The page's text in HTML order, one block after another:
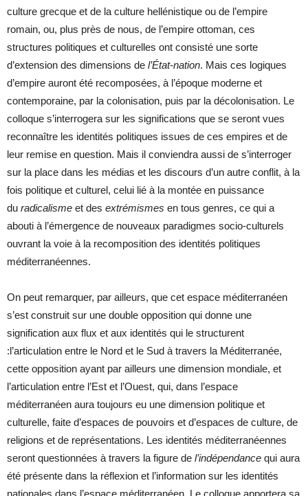
culture grecque et de la culture hellénistique ou de l’empire
romain, ou, plus près de nous, de l’empire ottoman, ces
structures politiques et culturelles ont consisté une sorte
d’extension des dimensions de l’État-nation. Mais ces logiques
d’empire auront été recomposées, à l’époque moderne et
contemporaine, par la colonisation, puis par la décolonisation. Le
colloque s’interrogera sur les significations que se seront vues
reconnaître les identités politiques issues de ces empires et de
leur remise en question. Mais il conviendra aussi de s’interroger
sur la place dans les médias et les discours d’un autre conflit, à la
fois politique et culturel, celui lié à la montée en puissance
du radicalisme et des extrémismes en tous genres, ce qui a
abouti à l’émergence de nouveaux paradigmes socio-culturels
ouvrant la voie à la recomposition des identités politiques
méditerranéennes.
On peut remarquer, par ailleurs, que cet espace méditerranéen
s’est construit sur une double opposition qui donne une
signification aux flux et aux identités qui le structurent
:l’articulation entre le Nord et le Sud à travers la Méditerranée,
cette opposition ayant par ailleurs une dimension mondiale, et
l’articulation entre l’Est et l’Ouest, qui, dans l’espace
méditerranéen aura toujours eu une dimension politique et
culturelle, faite d’espaces de pouvoirs et d’espaces de culture, de
religions et de représentations. Les identités méditerranéennes
seront questionnées à travers la figure de l’indépendance qui aura
été présente dans la réflexion et l’information sur les identités
nationales dans l’espace méditerranéen. Le colloque apportera sa